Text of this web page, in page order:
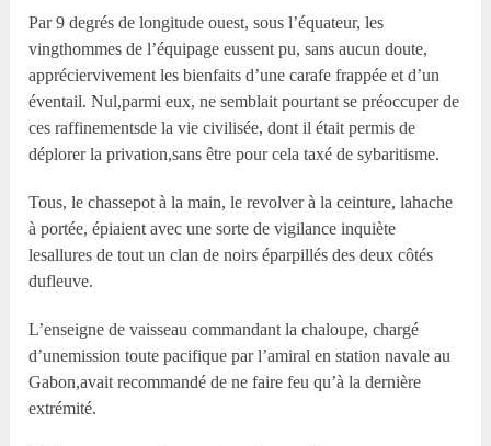
Par 9 degrés de longitude ouest, sous l’équateur, les
vingthommes de l’équipage eussent pu, sans aucun doute,
appréciervivement les bienfaits d’une carafe frappée et d’un
éventail. Nul,parmi eux, ne semblait pourtant se préoccuper de
ces raffinementsde la vie civilisée, dont il était permis de
déplorer la privation,sans être pour cela taxé de sybaritisme.
Tous, le chassepot à la main, le revolver à la ceinture, lahache
à portée, épiaient avec une sorte de vigilance inquiète
lesallures de tout un clan de noirs éparpillés des deux côtés
dufleuve.
L’enseigne de vaisseau commandant la chaloupe, chargé
d’unemission toute pacifique par l’amiral en station navale au
Gabon,avait recommandé de ne faire feu qu’à la dernière
extrémité.